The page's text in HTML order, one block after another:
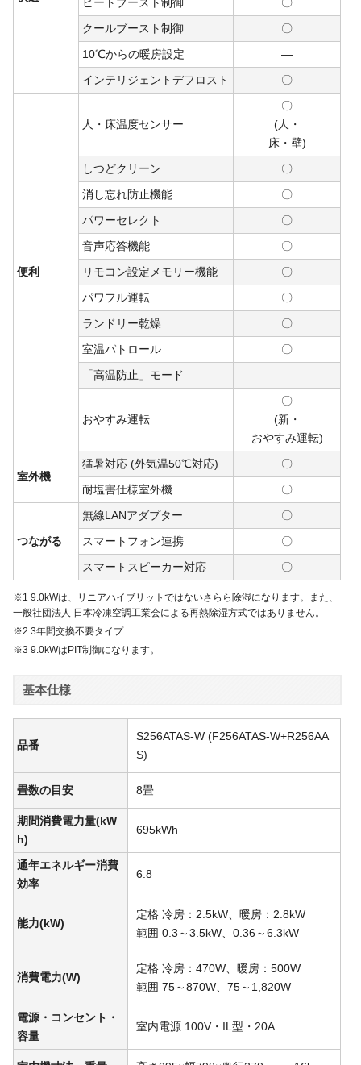
クールブースト制御
〇
10℃からの暖房設定
―
インテリジェントデフロスト
〇
便利
人・床温度センサー
〇
(人・
床・ 壁)
しつどクリーン
〇
消し忘れ防止機能
〇
パワーセレクト
〇
音声応答機能
〇
リモコン設定メモリー機能
〇
パワフル運転
〇
ランドリー乾燥
〇
室温パトロール
〇
「高温防止」モード
―
おやすみ運転
〇
(新・
おやすみ運転)
室外機
猛暑対応 (外気温50℃対応)
〇
耐塩害仕様室外機
〇
つながる
無線LANアダプター
〇
スマートフォン連携
〇
スマートスピーカー対応
〇
※1 9.0kWは、リニアハイブリットではないさらら除湿になります。また、
一般社団法人 日本冷凍空調工業会による再熱除湿方式ではありません。
※2 3年間交換不要タイプ
※3 9.0kWはPIT制御になります。
基本仕様
品番
S256ATAS-W (F256ATAS-W+R256AA
S)
畳数の目安 8畳
期間消費電力量(kW
h)
695kWh
通年エネルギー消費
効率
6.8
能力(kW)
定格 冷房：2.5kW、暖房：2.8kW
範囲 0.3～3.5kW、0.36～6.3kW
消費電力(W)
定格 冷房：470W、暖房：500W
範囲 75～870W、75～1,820W
電源・コンセント・
容量
室内電源 100V・IL型・20A